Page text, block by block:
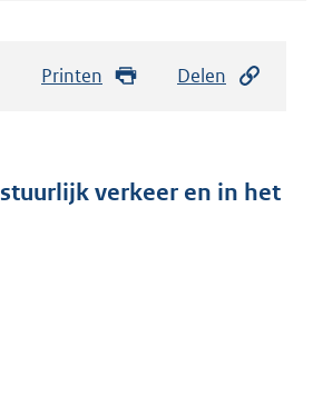
Printen Delen
verkeer en in het